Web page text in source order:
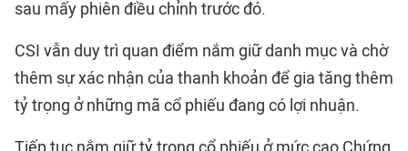
sau mấy phiên điều chỉnh trước đó.
CSI vẫn duy trì quan điểm nắm giữ danh mục và chờ
thêm sự xác nhận của thanh khoản để gia tăng thêm
tỷ trọng ở những mã cổ phiếu đang có lợi nhuận.